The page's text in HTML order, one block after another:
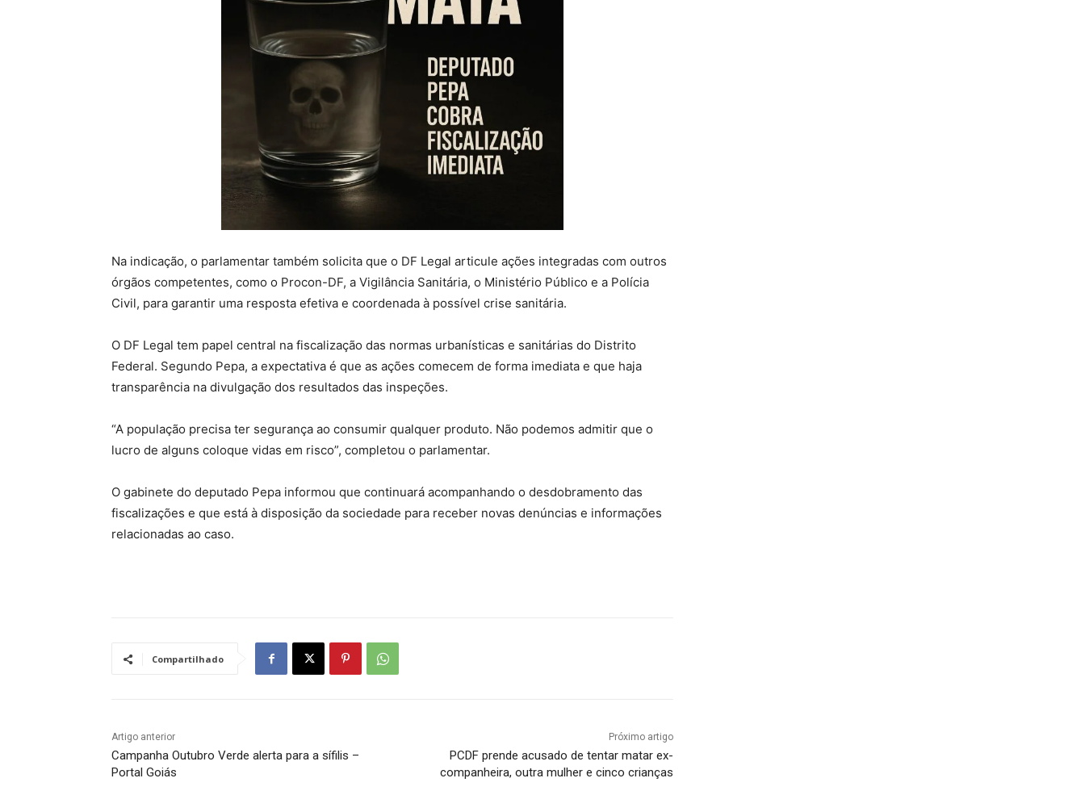
Na indicação, o parlamentar também solicita que o DF Legal articule ações integradas com outros
órgãos competentes, como o Procon-DF, a Vigilância Sanitária, o Ministério Público e a Polícia
Civil, para garantir uma resposta efetiva e coordenada à possível crise sanitária.
O DF Legal tem papel central na fiscalização das normas urbanísticas e sanitárias do Distrito
Federal. Segundo Pepa, a expectativa é que as ações comecem de forma imediata e que haja
transparência na divulgação dos resultados das inspeções.
“A população precisa ter segurança ao consumir qualquer produto. Não podemos admitir que o
lucro de alguns coloque vidas em risco”, completou o parlamentar.
O gabinete do deputado Pepa informou que continuará acompanhando o desdobramento das
fiscalizações e que está à disposição da sociedade para receber novas denúncias e informações
relacionadas ao caso.
Compartilhado
Artigo anterior
Campanha Outubro Verde alerta para a sífilis –
Portal Goiás
Próximo artigo
PCDF prende acusado de tentar matar ex-
companheira, outra mulher e cinco crianças